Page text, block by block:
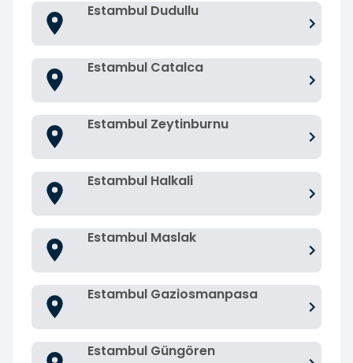
Estambul Dudullu
Estambul Catalca
Estambul Zeytinburnu
Estambul Halkali
Estambul Maslak
Estambul Gaziosmanpasa
Estambul Güngören